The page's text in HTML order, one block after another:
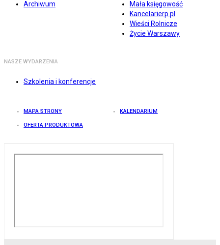
Archiwum
Mała księgowość
Kancelarierp.pl
Wieści Rolnicze
Życie Warszawy
NASZE WYDARZENIA
Szkolenia i konferencje
MAPA STRONY KALENDARIUM
OFERTA PRODUKTOWA